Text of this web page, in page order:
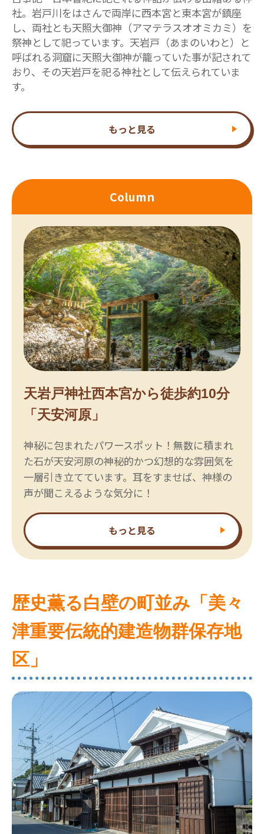
社。岩戸川をはさんで両岸に西本宮と東本宮が鎮座
し、両社とも天照大御神（アマテラスオオミカミ）を
祭神として祀っています。天岩戸（あまのいわと）と
呼ばれる洞窟に天照大御神が籠っていた事が記されて
おり、その天岩戸を祀る神社として伝えられていま
す。
もっと見る
Column
天岩戸神社西本宮から徒歩約10分
「天安河原」
神秘に包まれたパワースポット！無数に積まれ
た石が天安河原の神秘的かつ幻想的な雰囲気を
一層引き立てています。耳をすませば、神様の
声が聞こえるような気分に！
もっと見る
歴史薫る白壁の町並み「美々
津重要伝統的建造物群保存地
区」